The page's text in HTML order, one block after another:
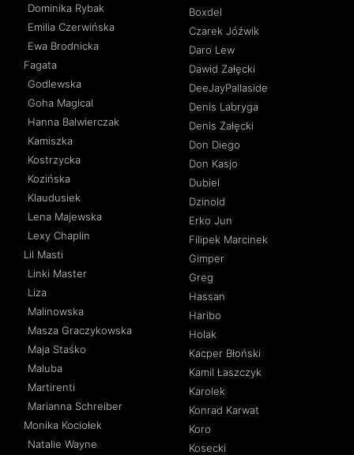
Dominika Rybak
Emilia Czerwińska
Ewa Brodnicka
Fagata
Godlewska
Goha Magical
Hanna Balwierczak
Kamiszka
Kostrzycka
Kozińska
Klaudusiek
Lena Majewska
Lexy Chaplin
Lil Masti
Linki Master
Liza
Malinowska
Masza Graczykowska
Maja Staśko
Maluba
Martirenti
Marianna Schreiber
Monika Kociołek
Natalie Wayne
Boxdel
Czarek Jóźwik
Daro Lew
Dawid Załęcki
DeeJayPallaside
Denis Labryga
Denis Załęcki
Don Diego
Don Kasjo
Dubiel
Dzinold
Erko Jun
Filipek Marcinek
Gimper
Greg
Hassan
Haribo
Holak
Kacper Błoński
Kamil Łaszczyk
Karolek
Konrad Karwat
Koro
Kosecki